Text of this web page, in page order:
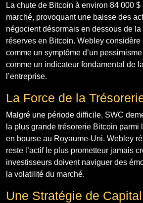
La chute de Bitcoin à environ 84 000
marché, provoquant une baisse des
négocient désormais en dessous de
réserves en Bitcoin. Webley considère
comme un symptôme d’un
comme un indicateur fondamental de
l’entreprise.
La Force de la
Malgré une période difficile, SWC
la plus grande trésorerie Bitcoin parmi
en bourse au Royaume-Uni. Webley
reste l’actif le plus prometteur jamais
investisseurs doivent naviguer des
la volatilité du marché.
Une Stratégie de